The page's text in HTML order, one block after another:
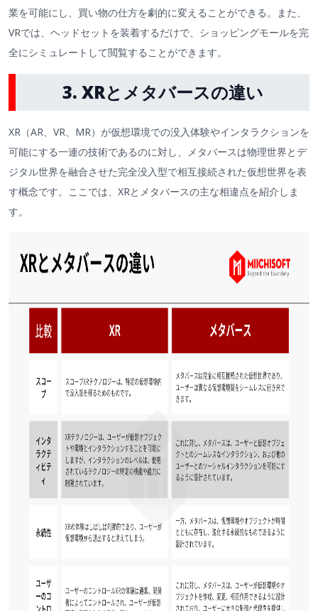
業を可能にし、買い物の仕方を劇的に変えることができる。また、
VRでは、ヘッドセットを装着するだけで、ショッピングモールを完
全にシミュレートして閲覧することができます。
3. XRとメタバースの違い
XR（AR、VR、MR）が仮想環境での没入体験やインタラクションを
可能にする一連の技術であるのに対し、メタバースは物理世界とデ
ジタル世界を融合させた完全没入型で相互接続された仮想世界を表
す概念です。ここでは、XRとメタバースの主な相違点を紹介しま
す。